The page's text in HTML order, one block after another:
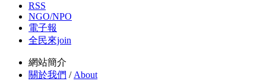
RSS
NGO/NPO
電子報
全民來join
網站簡介
關於我們 / About